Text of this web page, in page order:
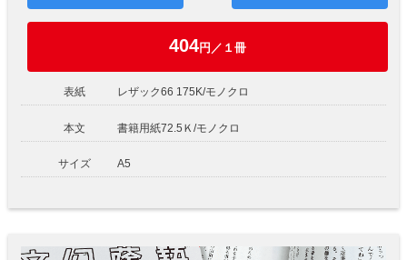
404円／１冊
表紙 レザック66 175K/モノクロ
本文 書籍用紙72.5Ｋ/モノクロ
サイズ A5